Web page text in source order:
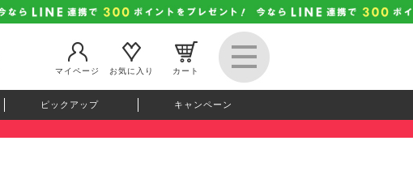
マイページ
お気に入り カート
ピックアップ キャンペーン